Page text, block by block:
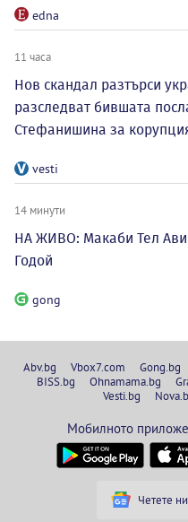
edna
11 часа
Нов скандал разтърси
разследват бившата
Стефанишина за
vesti
14 минути
НА ЖИВО: Макаби Тел
Годой
gong
Abv.bg Vbox7.com Gong.bg
BISS.bg
Ohnamama.bg
Vesti.bg
Мобилното
Четете